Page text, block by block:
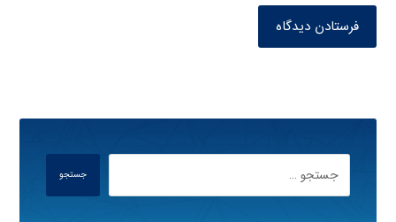
فرستادن دیدگاه
جستجو